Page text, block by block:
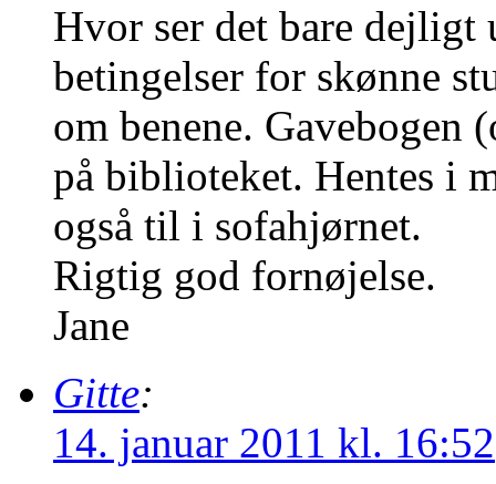
Hvor ser det bare dejligt
betingelser for skønne
om benene.
på biblioteket. Hentes i
også til i sofahjørnet.
Rigtig god fornøjelse.
Jane
Gitte:
14. januar 2011 kl. 16:52